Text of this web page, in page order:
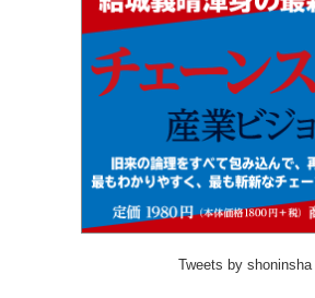
Tweets by shoninsha